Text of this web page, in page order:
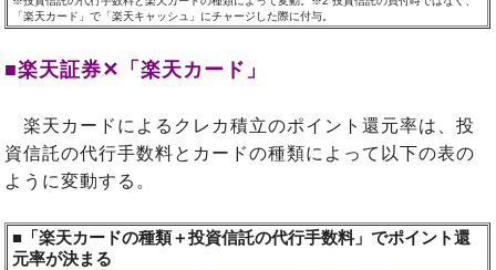
「楽天カード」で「楽天キャッシュ」にチャージした際に付与。
■楽天証券✕「楽天カード」
楽天カードによるクレカ積立のポイント還元率は、投
資信託の代行手数料とカードの種類によって以下の表の
ように変動する。
■「楽天カードの種類＋投資信託の代行手数料」でポイント還
元率が決まる